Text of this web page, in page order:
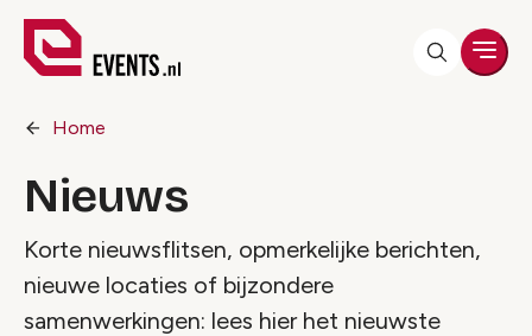
Home
Nieuws
Korte nieuwsflitsen, opmerkelijke berichten,
nieuwe locaties of bijzondere
samenwerkingen: lees hier het nieuwste